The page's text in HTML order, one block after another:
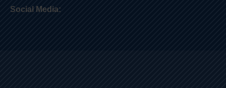
Social Media: